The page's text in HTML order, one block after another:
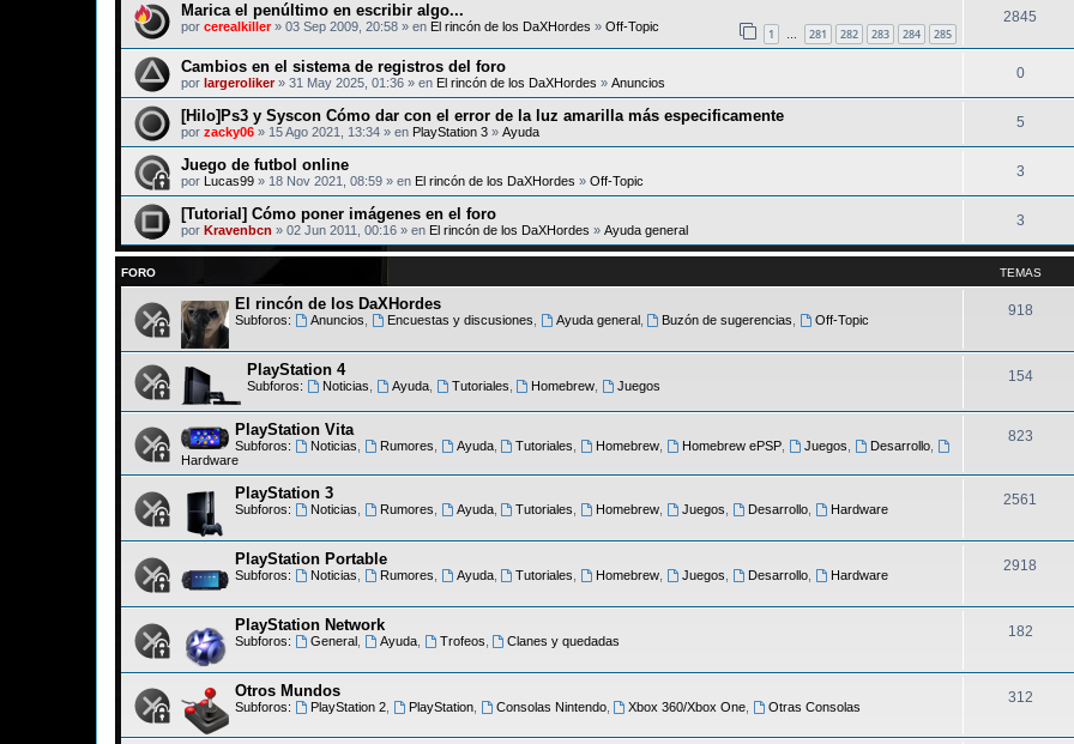
Marica el penúltimo en escribir algo...
1 … 281 282 283 284 285
por cerealkiller» 03 Sep 2009, 20:58 » en El rincón de los DaXHordes » Off-Topic
2845
Cambios en el sistema de registros del foro
por largeroliker» 31 May 2025, 01:36 » en El rincón de los DaXHordes » Anuncios
0
[Hilo]Ps3 y Syscon Cómo dar con el error de la luz amarilla más especificamente
por zacky06 » 15 Ago 2021, 13:34 » en PlayStation 3 » Ayuda
5
Juego de futbol online
por Lucas99 » 18 Nov 2021, 08:59 » en El rincón de los DaXHordes » Off-Topic
3
[Tutorial] Cómo poner imágenes en el foro
por Kravenbcn » 02 Jun 2011, 00:16 » en El rincón de los DaXHordes » Ayuda general
3
FORO TEMAS
El rincón de los DaXHordes
Subforos: Anuncios Encuestas y discusiones Ayuda general, Buzón de sugerencias Off-Topic
918
PlayStation 4
Subforos: Noticias Ayuda, Tutoriales Homebrew Juegos
154
PlayStation Vita
Subforos: Noticias Rumores Ayuda, Tutoriales Homebrew Homebrew ePSP Juegos Desarrollo,
Hardware
823
PlayStation 3
Subforos: Noticias Rumores Ayuda, Tutoriales Homebrew Juegos Desarrollo, Hardware
2561
PlayStation Portable
Subforos: Noticias Rumores Ayuda, Tutoriales Homebrew Juegos Desarrollo, Hardware
2918
PlayStation Network
Subforos: General, Ayuda, Trofeos Clanes y quedadas
182
Otros Mundos
Subforos: PlayStation 2, PlayStation, Consolas Nintendo, Xbox 360/Xbox One Otras Consolas
312